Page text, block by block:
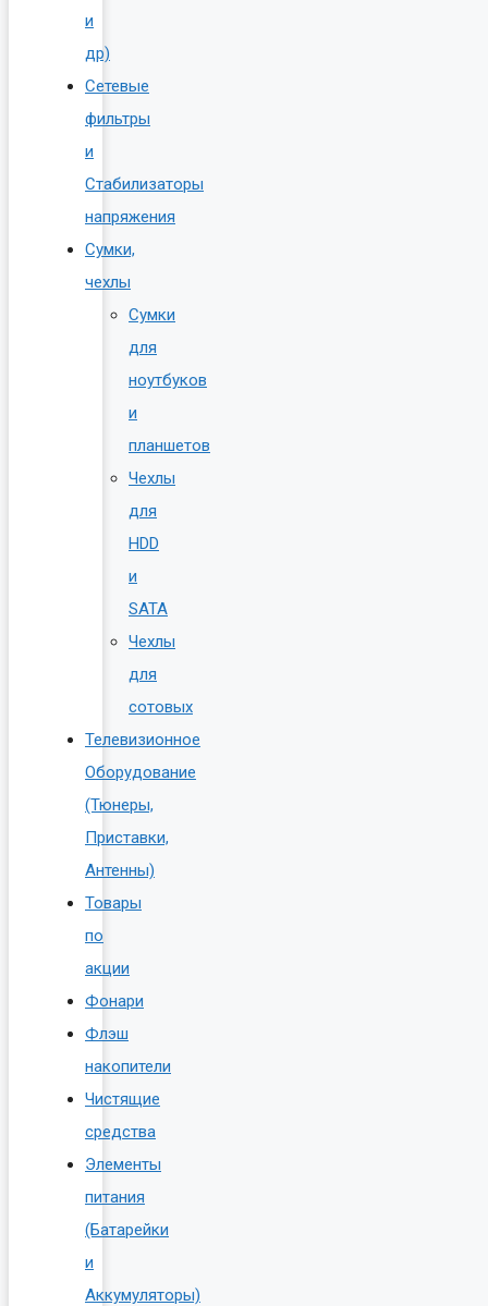
и
др)
Сетевые
фильтры
и
Стабилизаторы
напряжения
Сумки,
чехлы
Сумки
для
ноутбуков
и
планшетов
Чехлы
для
HDD
и
SATA
Чехлы
для
сотовых
Телевизионное
Оборудование
(Тюнеры,
Приставки,
Антенны)
Товары
по
акции
Фонари
Флэш
накопители
Чистящие
средства
Элементы
питания
(Батарейки
и
Аккумуляторы)